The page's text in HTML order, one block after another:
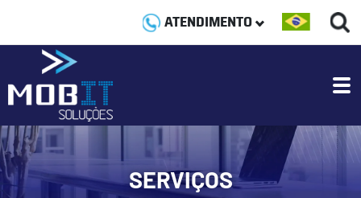
ATENDIMENTO
SERVIÇOS